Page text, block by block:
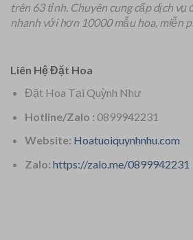
trên 63 tỉnh. Chuyên cung cấp dịch vụ
nhanh với hơn 10000 mẫu hoa, miễn
Liên Hệ Đặt Hoa
Đặt Hoa Tại Quỳnh Như
Hotline/Zalo : 0899942231
Website: Hoatuoiquynhnhu.com
Zalo: https://zalo.me/0899942231